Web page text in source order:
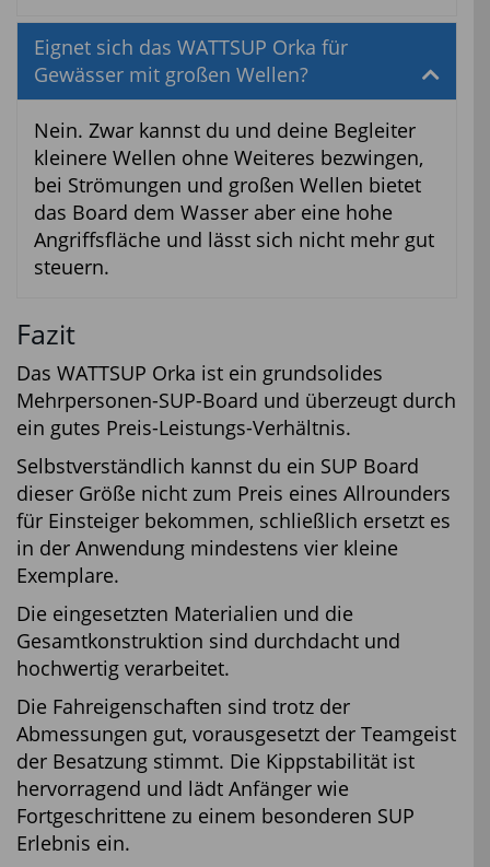
Eignet sich das WATTSUP Orka für
Gewässer mit großen Wellen?
Nein. Zwar kannst du und deine Begleiter
kleinere Wellen ohne Weiteres bezwingen,
bei Strömungen und großen Wellen bietet
das Board dem Wasser aber eine hohe
Angriffsfläche und lässt sich nicht mehr gut
steuern.
Fazit
Das WATTSUP Orka ist ein grundsolides
Mehrpersonen-SUP-Board und überzeugt durch
ein gutes Preis-Leistungs-Verhältnis.
Selbstverständlich kannst du ein SUP Board
dieser Größe nicht zum Preis eines Allrounders
für Einsteiger bekommen, schließlich ersetzt es
in der Anwendung mindestens vier kleine
Exemplare.
Die eingesetzten Materialien und die
Gesamtkonstruktion sind durchdacht und
hochwertig verarbeitet.
Die Fahreigenschaften sind trotz der
Abmessungen gut, vorausgesetzt der Teamgeist
der Besatzung stimmt. Die Kippstabilität ist
hervorragend und lädt Anfänger wie
Fortgeschrittene zu einem besonderen SUP
Erlebnis ein.